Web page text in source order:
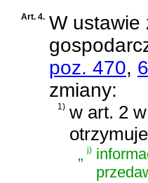
Art. 4. W ustawie
poz. 470,
zmiany:
1) w art. 2
„j)